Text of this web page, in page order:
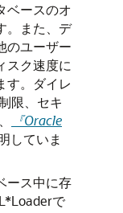
ベースのオ
。また、デ
のユーザー
スク速度に
す。ダイレ
限、セキ
『Oracle
していま
ース中に存
で